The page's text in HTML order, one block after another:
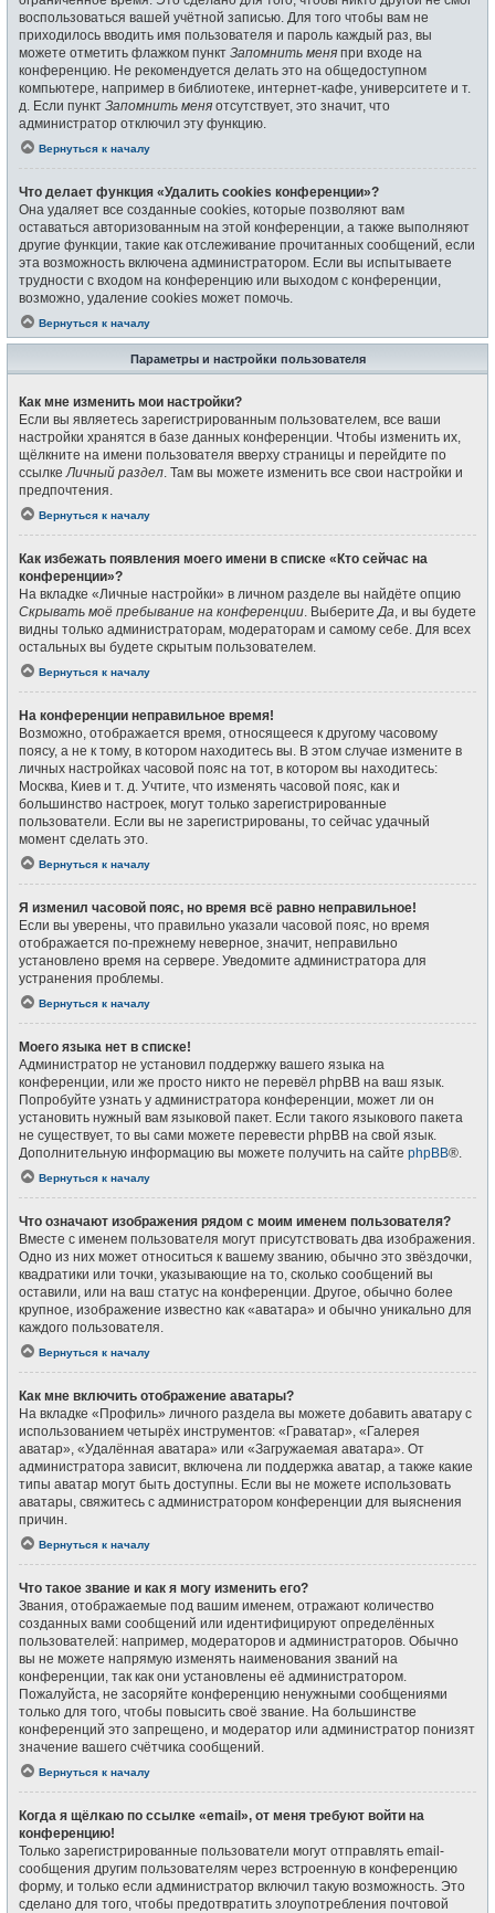
воспользоваться вашей учётной записью. Для того чтобы вам не
приходилось вводить имя пользователя и пароль каждый раз, вы
можете отметить флажком пункт Запомнить меня при входе на
конференцию. Не рекомендуется делать это на общедоступном
компьютере, например в библиотеке, интернет-кафе, университете и т.
д. Если пункт Запомнить меня отсутствует, это значит, что
администратор отключил эту функцию.
Вернуться к началу
Что делает функция «Удалить cookies конференции»?
Она удаляет все созданные cookies, которые позволяют вам
оставаться авторизованным на этой конференции, а также выполняют
другие функции, такие как отслеживание прочитанных сообщений, если
эта возможность включена администратором. Если вы испытываете
трудности с входом на конференцию или выходом с конференции,
возможно, удаление cookies может помочь.
Вернуться к началу
Параметры и настройки пользователя
Как мне изменить мои настройки?
Если вы являетесь зарегистрированным пользователем, все ваши
настройки хранятся в базе данных конференции. Чтобы изменить их,
щёлкните на имени пользователя вверху страницы и перейдите по
ссылкеЛичный раздел. Там вы можете изменить все свои настройки и
предпочтения.
Вернуться к началу
Как избежать появления моего имени в списке «Кто сейчас на
конференции»?
На вкладке «Личные настройки» в личном разделе вы найдёте опцию
Скрывать моё пребывание на конференции. ВыберитеДа, и вы будете
видны только администраторам, модераторам и самому себе. Для всех
остальных вы будете скрытым пользователем.
Вернуться к началу
На конференции неправильное время!
Возможно, отображается время, относящееся к другому часовому
поясу, а не к тому, в котором находитесь вы. В этом случае измените в
личных настройках часовой пояс на тот, в котором вы находитесь:
Москва, Киев и т. д. Учтите, что изменять часовой пояс, как и
большинство настроек, могут только зарегистрированные
пользователи. Если вы не зарегистрированы, то сейчас удачный
момент сделать это.
Вернуться к началу
Я изменил часовой пояс, но время всё равно неправильное!
Если вы уверены, что правильно указали часовой пояс, но время
отображается по-прежнему неверное, значит, неправильно
установлено время на сервере. Уведомите администратора для
устранения проблемы.
Вернуться к началу
Моего языка нет в списке!
Администратор не установил поддержку вашего языка на
конференции, или же просто никто не перевёл phpBB на ваш язык.
Попробуйте узнать у администратора конференции, может ли он
установить нужный вам языковой пакет. Если такого языкового пакета
не существует, то вы сами можете перевести phpBB на свой язык.
Дополнительную информацию вы можете получить на сайте phpBB®.
Вернуться к началу
Что означают изображения рядом с моим именем пользователя?
Вместе с именем пользователя могут присутствовать два изображения.
Одно из них может относиться к вашему званию, обычно это звёздочки,
квадратики или точки, указывающие на то, сколько сообщений вы
оставили, или на ваш статус на конференции. Другое, обычно более
крупное, изображение известно как «аватара» и обычно уникально для
каждого пользователя.
Вернуться к началу
Как мне включить отображение аватары?
На вкладке «Профиль» личного раздела вы можете добавить аватару с
использованием четырёх инструментов: «Граватар», «Галерея
аватар», «Удалённая аватара» или «Загружаемая аватара». От
администратора зависит, включена ли поддержка аватар, а также какие
типы аватар могут быть доступны. Если вы не можете использовать
аватары, свяжитесь с администратором конференции для выяснения
причин.
Вернуться к началу
Что такое звание и как я могу изменить его?
Звания, отображаемые под вашим именем, отражают количество
созданных вами сообщений или идентифицируют определённых
пользователей: например, модераторов и администраторов. Обычно
вы не можете напрямую изменять наименования званий на
конференции, так как они установлены её администратором.
Пожалуйста, не засоряйте конференцию ненужными сообщениями
только для того, чтобы повысить своё звание. На большинстве
конференций это запрещено, и модератор или администратор понизят
значение вашего счётчика сообщений.
Вернуться к началу
Когда я щёлкаю по ссылке «email», от меня требуют войти на
конференцию!
Только зарегистрированные пользователи могут отправлять email-
сообщения другим пользователям через встроенную в конференцию
форму, и только если администратор включил такую возможность. Это
сделано для того, чтобы предотвратить злоупотребления почтовой